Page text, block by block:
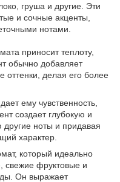
груша и другие. Эти
и сочные акценты,
нотами.
приносит теплоту,
обычно добавляет
оттенки, делая его более
ему чувственность,
создает глубокую и
ноты и придавая
характер.
который идеально
свежие фруктовые и
Он выражает